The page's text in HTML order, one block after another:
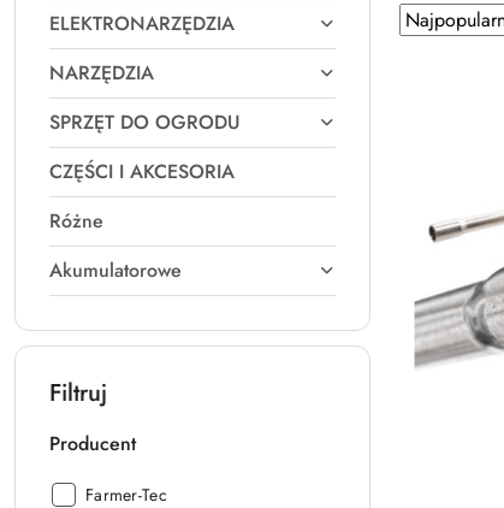
ELEKTRONARZĘDZIA
NARZĘDZIA
SPRZĘT DO OGRODU
CZĘŚCI I AKCESORIA
Różne
Akumulatorowe
Filtruj
Producent
Producent:
Farmer-Tec
Zastosowano
sortowanie:
Sortuj
według